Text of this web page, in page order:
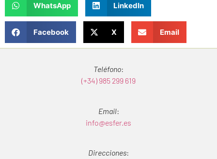
WhatsApp LinkedIn
Facebook X Email
Teléfono:
(+34) 985 299 619
Email:
info@esfer.es
Direcciones: